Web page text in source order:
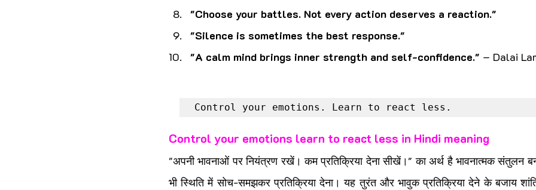
"Choose your battles. Not every action deserves a reaction."
"Silence is sometimes the best response."
"A calm mind brings inner strength and self-confidence." – Dalai
Control your emotions. Learn to react less.
Control your emotions learn to react less in Hindi meaning
"अपनी भावनाओं पर नियंत्रण रखें। कम प्रतिक्रिया देना सीखें।" का अर्थ है भावनात्मक संतुलन
भी स्थिति में सोच-समझकर प्रतिक्रिया देना। यह तुरंत और भावुक प्रतिक्रिया देने के बजाय